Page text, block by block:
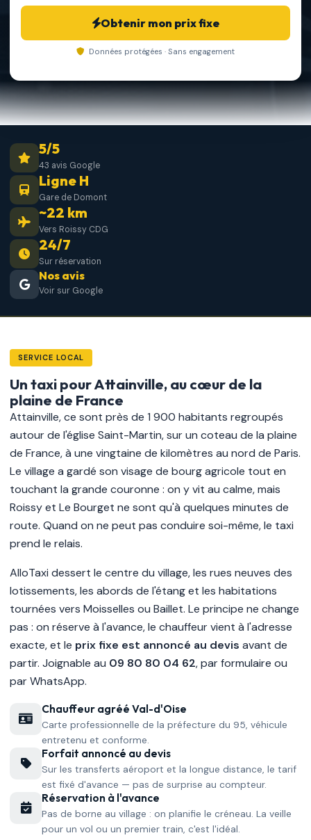
Obtenir mon prix fixe
Données protégées · Sans engagement
5/5
43 avis Google
Ligne H
Gare de Domont
~22 km
Vers Roissy CDG
24/7
Sur réservation
Nos avis
Voir sur Google
SERVICE LOCAL
Un taxi pour Attainville, au cœur de la
plaine de France
Attainville, ce sont près de 1 900 habitants regroupés
autour de l'église Saint-Martin, sur un coteau de la plaine
de France, à une vingtaine de kilomètres au nord de Paris.
Le village a gardé son visage de bourg agricole tout en
touchant la grande couronne : on y vit au calme, mais
Roissy et Le Bourget ne sont qu'à quelques minutes de
route. Quand on ne peut pas conduire soi-même, le taxi
prend le relais.
AlloTaxi dessert le centre du village, les rues neuves des
lotissements, les abords de l'étang et les habitations
tournées vers Moisselles ou Baillet. Le principe ne change
pas : on réserve à l'avance, le chauffeur vient à l'adresse
exacte, et le prix fixe est annoncé au devis avant de
partir. Joignable au 09 80 80 04 62, par formulaire ou
par WhatsApp.
Chauffeur agréé Val-d'Oise
Carte professionnelle de la préfecture du 95, véhicule
entretenu et conforme.
Forfait annoncé au devis
Sur les transferts aéroport et la longue distance, le tarif
est fixé d'avance — pas de surprise au compteur.
Réservation à l'avance
Pas de borne au village : on planifie le créneau. La veille
pour un vol ou un premier train, c'est l'idéal.